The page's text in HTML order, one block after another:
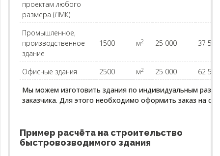
проектам любого
размера (ЛМК)
Промышленное,
производственное
здание
1500 м2 25 000 37
Офисные здания 2500 м2 25 000
62
Мы можем изготовить здания по индивидуальным
заказчика. Для этого необходимо оформить заказ на
Пример расчёта на строительство
быстровозводимого здания